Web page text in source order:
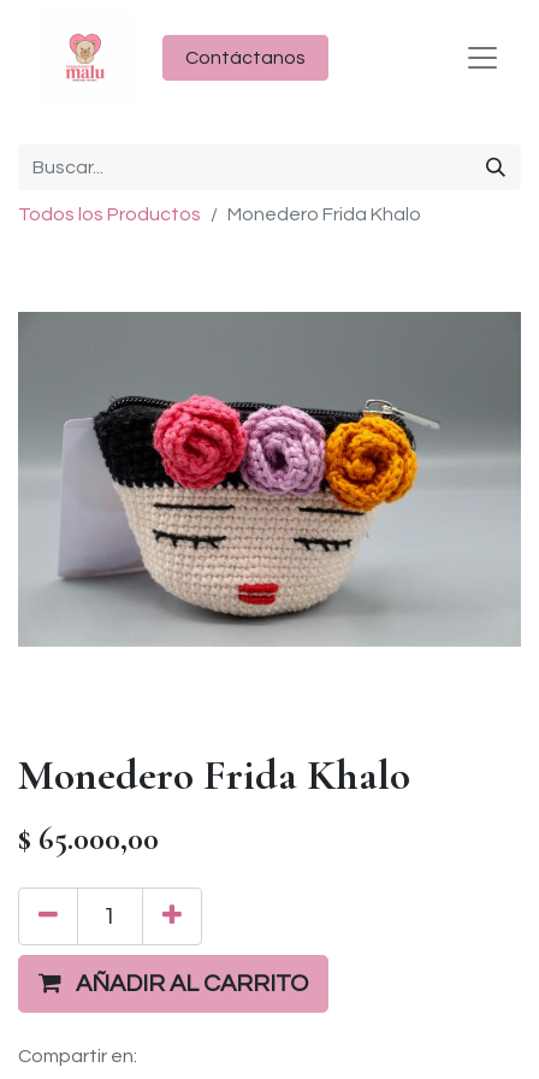
Contáctanos
Todos los Productos Monedero Frida Khalo
Monedero Frida Khalo
$ 65.000,00
AÑADIR AL CARRITO
Compartir en: